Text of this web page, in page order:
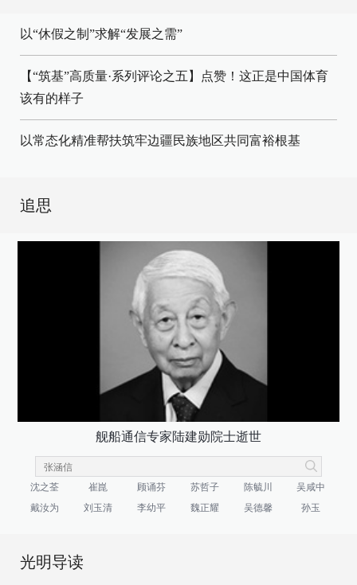
以“休假之制”求解“发展之需”
【“筑基”高质量·系列评论之五】点赞！这正是中国体育
该有的样子
以常态化精准帮扶筑牢边疆民族地区共同富裕根基
追思
舰船通信专家陆建勋院士逝世
沈之荃 崔崑 顾诵芬 苏哲子 陈毓川
吴咸中
戴汝为
刘玉清 李幼平 魏正耀 吴德馨 孙玉
光明导读